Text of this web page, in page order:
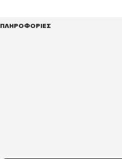
ΠΛΗΡΟΦΟΡΙΕΣ